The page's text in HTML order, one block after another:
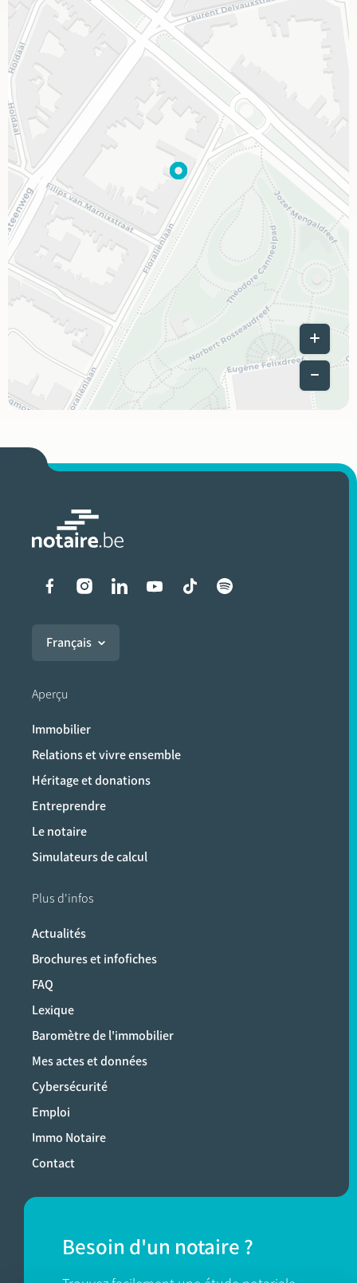
Leaflet |©
Liens vers les réseaux
Français
Aperçu
Immobilier
Relations et vivre ensemble
Héritage et donations
Entreprendre
Le notaire
Simulateurs de calcul
Plus d'infos
Actualités
Brochures et infofiches
FAQ
Lexique
Baromètre de l'immobilier
Mes actes et données
Cybersécurité
Emploi
Immo Notaire
Contact
Besoin d'un notaire ?